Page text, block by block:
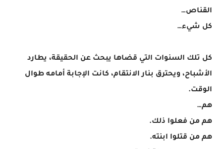
القناص…
كل شيء…
كل تلك السنوات التي قضاها يبحث عن الحقيقة، يطارد
الأشباح، ويحترق بنار الانتقام، كانت الإجابة أمامه طوال
الوقت.
هم…
هم من فعلوا ذلك.
هم من قتلوا ابنته.